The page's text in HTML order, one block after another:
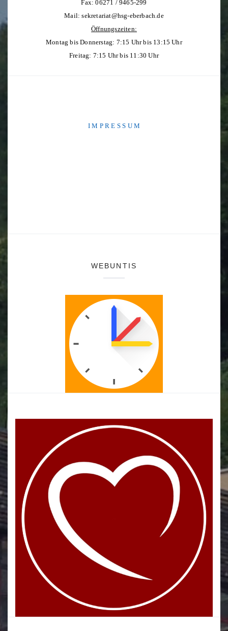
Fax: 06271 / 9465-299
Mail:sekretariat@hsg-eberbach.de
Öffnungszeiten:
Montag bis Donnerstag: 7:15 Uhr bis 13:15 Uhr
Freitag: 7:15 Uhr bis 11:30 Uhr
I M P R E S S U M
WEBUNTIS